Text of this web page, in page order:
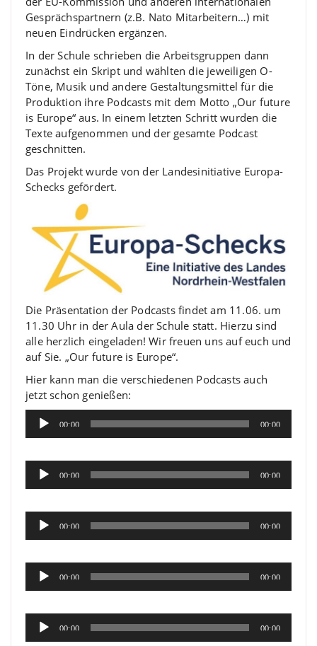
Gesprächspartnern (z.B. Nato Mitarbeitern…) mit
neuen Eindrücken ergänzen.
In der Schule schrieben die Arbeitsgruppen dann
zunächst ein Skript und wählten die jeweiligen O-
Töne, Musik und andere Gestaltungsmittel für die
Produktion ihre Podcasts mit dem Motto „Our future
is Europe“ aus. In einem letzten Schritt wurden die
Texte aufgenommen und der gesamte Podcast
geschnitten.
Das Projekt wurde von der Landesinitiative Europa-
Schecks gefördert.
Die Präsentation der Podcasts findet am 11.06. um
11.30 Uhr in der Aula der Schule statt. Hierzu sind
alle herzlich eingeladen! Wir freuen uns auf euch und
auf Sie. „Our future is Europe“.
Hier kann man die verschiedenen Podcasts auch
jetzt schon genießen:
Audio-
Player
00:00 00:00
Audio-
Player
00:00 00:00
Audio-
Player
00:00 00:00
Audio-
Player
00:00 00:00
Audio-
Player
00:00 00:00